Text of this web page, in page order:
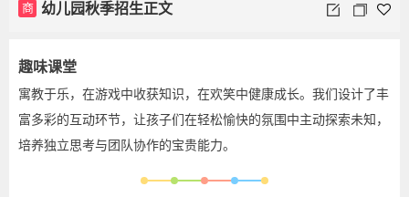
商 幼儿园秋季招生正文
趣味课堂
寓教于乐，在游戏中收获知识，在欢笑中健康成长。我们设计了丰
富多彩的互动环节，让孩子们在轻松愉快的氛围中主动探索未知，
培养独立思考与团队协作的宝贵能力。